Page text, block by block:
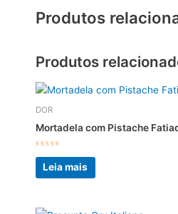
Produtos
Produtos
DOR
Mortadela com Pistache
Avaliação
de
5
Leia mais